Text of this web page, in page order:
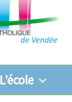
L’école